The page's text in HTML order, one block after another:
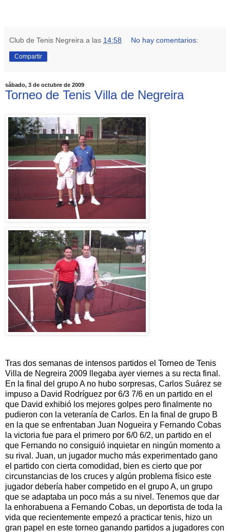
Club de Tenis Negreira a las 14:58 No hay comentarios:
Compartir
sábado, 3 de octubre de 2009
Torneo de Tenis Villa de Negreira
Tras dos semanas de intensos partidos el Torneo de Tenis
Villa de Negreira 2009 llegaba ayer viernes a su recta final.
En la final del grupo A no hubo sorpresas, Carlos Suárez se
impuso a David Rodríguez por 6/3 7/6 en un partido en el
que David exhibió los mejores golpes pero finalmente no
pudieron con la veteranía de Carlos. En la final de grupo B
en la que se enfrentaban Juan Nogueira y Fernando Cobas
la victoria fue para el primero por 6/0 6/2, un partido en el
que Fernando no consiguió inquietar en ningún momento a
su rival. Juan, un jugador mucho más experimentado gano
el partido con cierta comodidad, bien es cierto que por
circunstancias de los cruces y algún problema físico este
jugador debería haber competido en el grupo A, un grupo
que se adaptaba un poco más a su nivel. Tenemos que dar
la enhorabuena a Fernando Cobas, un deportista de toda la
vida que recientemente empezó a practicar tenis, hizo un
gran papel en este torneo ganando partidos a jugadores con